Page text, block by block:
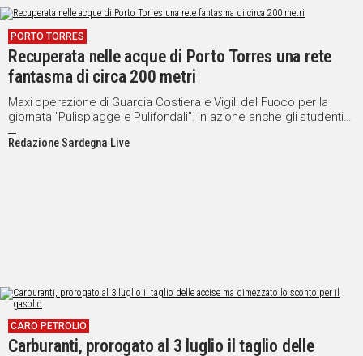
PORTO TORRES
Recuperata nelle acque di Porto Torres una rete
fantasma di circa 200 metri
Maxi operazione di Guardia Costiera e Vigili del Fuoco per la
giornata "Pulispiagge e Pulifondali". In azione anche gli studenti
del Nautico per ripulire il litorale
Redazione Sardegna Live
CARO PETROLIO
Carburanti, prorogato al 3 luglio il taglio delle